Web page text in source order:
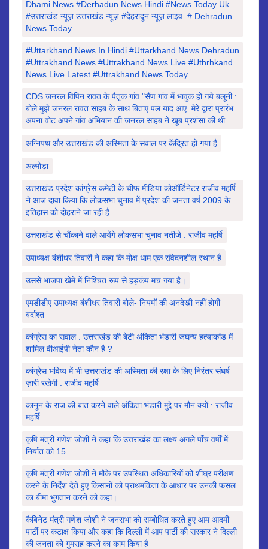
Dhami News #derhadun News Hindi #news Today Uk.
#उत्तराखंड न्यूज़ उत्तराखंड न्यूज़ #देहरादून न्यूज़ लाइव. # Dehradun
News Today
#Uttarkhand News In Hindi #uttarkhand News Dehradun
#uttrakhand News #Uttrakhand News Live #uthrhkand
News Live Latest #uttrakhand News Today
CDS जनरल विपिन रावत के पैतृक गांव "सैंण गांव में भावुक हो गये बलूनी :
बोले मुझे जनरल रावत साहब के साथ बिताए पल याद आए. मेरे द्वारा प्रारंभ
अपना वोट अपने गांव अभियान की जनरल साहब ने खूब प्रशंसा की थी
अग्निपथ और उत्तराखंड की अस्मिता के सवाल पर केंद्रित हो गया है
अल्मोड़ा
उत्तराखंड प्रदेश कांग्रेस कमेटी के चीफ मीडिया कोऑर्डिनेटर राजीव महर्षि
ने आज दावा किया कि लोकसभा चुनाव में प्रदेश की जनता वर्ष 2009 के
इतिहास को दोहराने जा रही है
उत्तराखंड से चौंकाने वाले आयेंगे लोकसभा चुनाव नतीजे : राजीव महर्षि
उपाध्यक्ष बंशीधर तिवारी ने कहा कि मोक्ष धाम एक संवेदनशील स्थान है
उससे भाजपा खेमे में निश्चित रूप से हड़कंप मच गया है।
एमडीडीए उपाध्यक्ष बंशीधर तिवारी बोले- नियमों की अनदेखी नहीं होगी
बर्दाश्त
कांग्रेस का सवाल : उत्तराखंड की बेटी अंकिता भंडारी जघन्य हत्याकांड में
शामिल वीआईपी नेता कौन है ?
कांग्रेस भविष्य में भी उत्तराखंड की अस्मिता की रक्षा के लिए निरंतर संघर्ष
ज़ारी रखेगी : राजीव महर्षि
कानून के राज की बात करने वाले अंकिता भंडारी मुद्दे पर मौन क्यों : राजीव
महर्षि
कृषि मंत्री गणेश जोशी ने कहा कि उत्तराखंड का लक्ष्य अगले पाँच वर्षों में
निर्यात को 15
कृषि मंत्री गणेश जोशी ने मौके पर उपस्थित अधिकारियों को शीघ्र परीक्षण
करने के निर्देश देते हुए किसानों को प्राथमकिता के आधार पर उनकी फसल
का बीमा भुगतान करने को कहा।
कैबिनेट मंत्री गणेश जोशी ने जनसभा को सम्बोधित करते हुए आम आदमी
पार्टी पर कटाक्ष किया और कहा कि दिल्ली में आप पार्टी की सरकार ने दिल्ली
की जनता को गुमराह करने का काम किया है